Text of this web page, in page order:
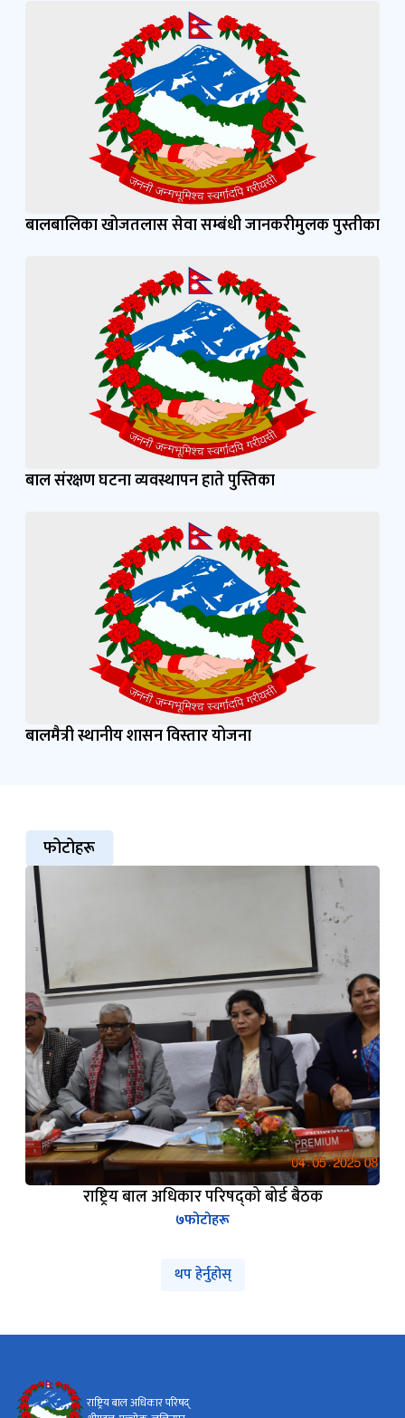
बालबालिका खोजतलास सेवा सम्बंधी जानकरीमुलक पुस्तीका
बाल संरक्षण घटना व्यवस्थापन हाते पुस्तिका
बालमैत्री स्थानीय शासन विस्तार योजना
फोटोहरू
राष्ट्रिय बाल अधिकार परिषद्को बोर्ड बैठक
७फोटोहरू
थप हेर्नुहोस्
राष्ट्रिय बाल अधिकार परिषद्